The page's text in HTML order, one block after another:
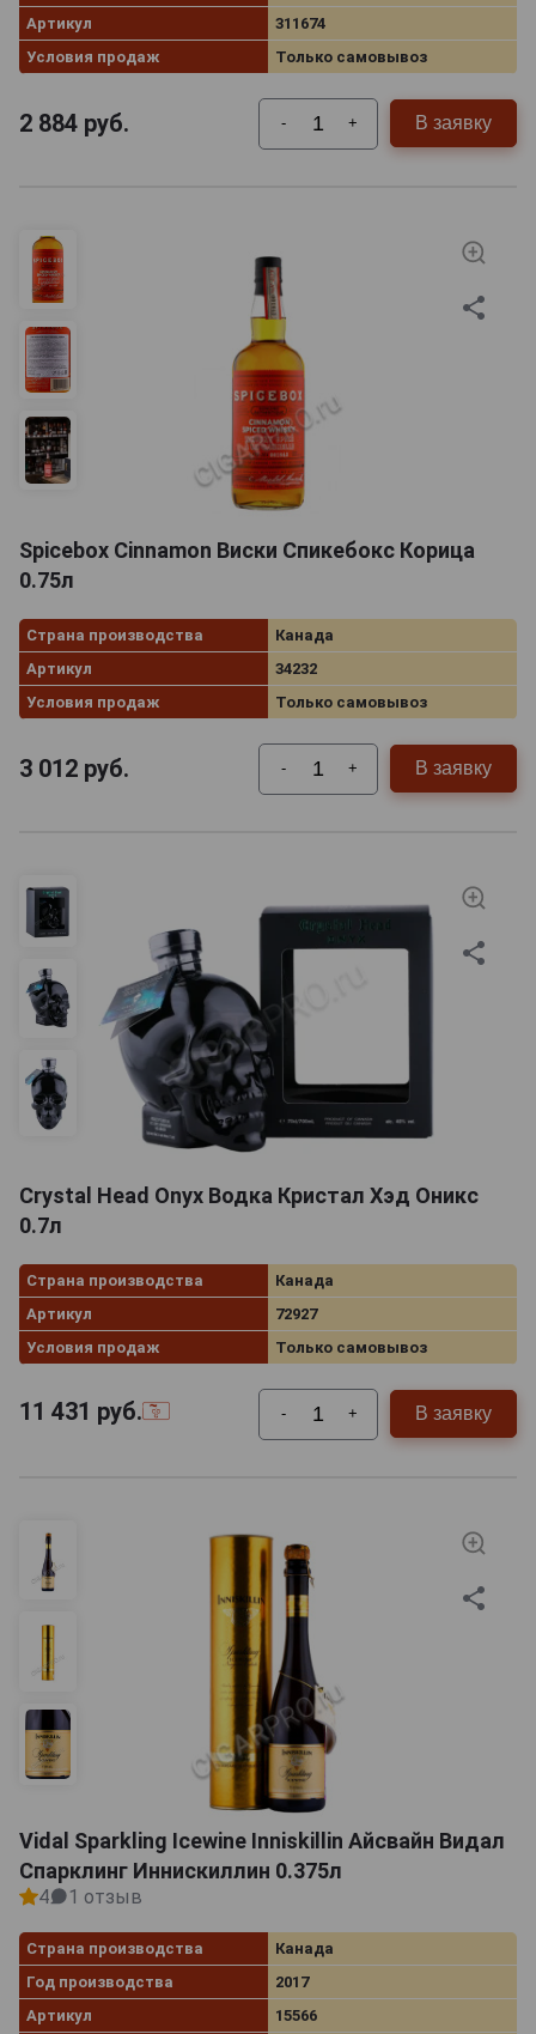
Артикул
311674
Условия продаж
Только самовывоз
2 884 руб. - + В заявку
Spicebox Cinnamon Виски Спикебокс Корица
0.75л
Страна производства
Канада
Артикул
34232
Условия продаж
Только самовывоз
3 012 руб. - + В заявку
Crystal Head Onyx Водка Кристал Хэд Оникс
0.7л
Страна производства
Канада
Артикул
72927
Условия продаж
Только самовывоз
11 431 руб. - + В заявку
Vidal Sparkling Icewine Inniskillin Айсвайн Видал
Спарклинг Иннискиллин 0.375л
4 1 отзыв
Страна производства
Канада
Год производства
2017
Артикул
15566